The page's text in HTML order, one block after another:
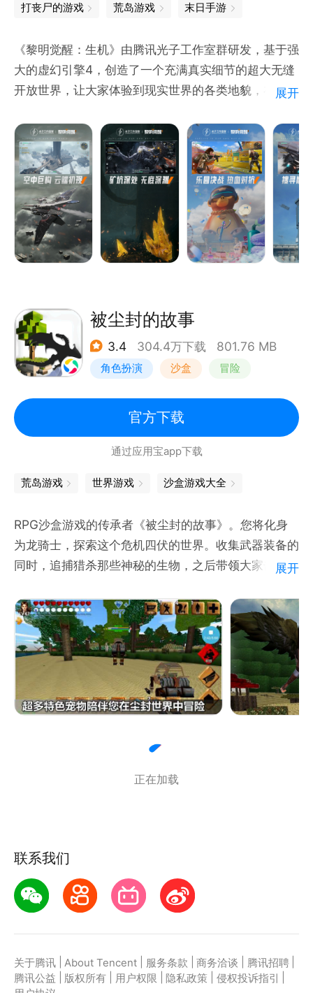
打丧尸的游戏 荒岛游戏 末日手游
《黎明觉醒：生机》由腾讯光子工作室群研发，基于强
大的虚幻引擎4，创造了一个充满真实细节的超大无缝
开放世界，让大家体验到现实世界的各类地貌，在极端
型、精力、健康、水分乃至情绪，拟真的环境变化会对
人体指标产生实时影响；也需要勇敢地探索这块大陆，
学会制造工具、掌握各种武器、建造庇护所营地、寻找
生存伙伴，努力生存下去！
展开
被尘封的故事
3.4 304.4万下载 801.76 MB
角色扮演 沙盒 冒险
开放世界
官方下载
通过应用宝app下载
荒岛游戏 世界游戏 沙盒游戏大全
RPG沙盒游戏的传承者《被尘封的故事》。您将化身
为龙骑士，探索这个危机四伏的世界。收集武器装备的
同时，追捕猎杀那些神秘的生物，之后带领大家击败混
千呼万唤始出来！《被尘封的故事》联机版正式上线
啦！
【全新的游戏体验】联机版采用房间制联机方式，支持
6名玩家在同一世界探险！
【全新的角色形象】独特的发色与着装组合，结合性别
区分，多达36种个性角色搭配！后续会推出更多！
界捆绑，让您自由出入他人世界，没有束缚！
观不再千篇一律，更能彰显您的强大实力！
还在等什么？！快招呼小伙伴一起去探索未知区域，挑
战远古魔王吧！
展开
正在加载
联系我们
关于腾讯 About Tencent 服务条款 商务洽谈 腾讯招聘
腾讯公益
版权所有 用户权限 隐私政策 侵权投诉指引